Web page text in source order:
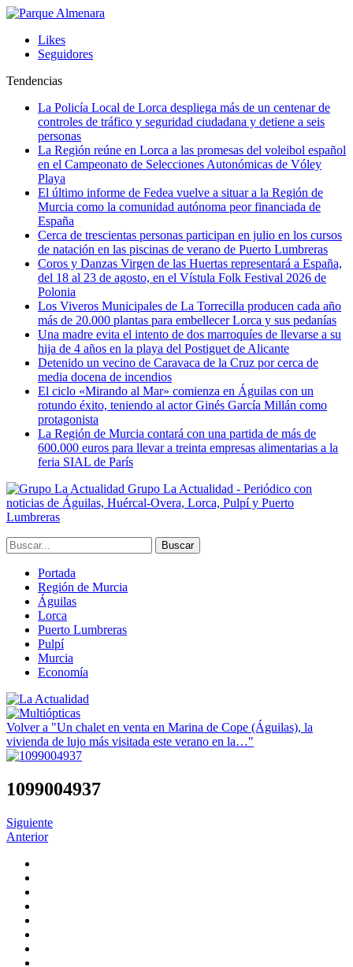
Likes
Seguidores
Tendencias
La Policía Local de Lorca despliega más de un centenar de
controles de tráfico y seguridad ciudadana y detiene a seis
personas
La Región reúne en Lorca a las promesas del voleibol español
en el Campeonato de Selecciones Autonómicas de Vóley
Playa
El último informe de Fedea vuelve a situar a la Región de
Murcia como la comunidad autónoma peor financiada de
España
Cerca de trescientas personas participan en julio en los cursos
de natación en las piscinas de verano de Puerto Lumbreras
Coros y Danzas Virgen de las Huertas representará a España,
del 18 al 23 de agosto, en el Vístula Folk Festival 2026 de
Polonia
Los Viveros Municipales de La Torrecilla producen cada año
más de 20.000 plantas para embellecer Lorca y sus pedanías
Una madre evita el intento de dos marroquíes de llevarse a su
hija de 4 años en la playa del Postiguet de Alicante
Detenido un vecino de Caravaca de la Cruz por cerca de
media docena de incendios
El ciclo «Mirando al Mar» comienza en Águilas con un
rotundo éxito, teniendo al actor Ginés García Millán como
protagonista
La Región de Murcia contará con una partida de más de
600.000 euros para llevar a treinta empresas alimentarias a la
feria SIAL de París
Grupo La Actualidad - Periódico con
noticias de Águilas, Huércal-Overa, Lorca, Pulpí y Puerto
Lumbreras
Portada
Región de Murcia
Águilas
Lorca
Puerto Lumbreras
Pulpí
Murcia
Economía
Volver a "Un chalet en venta en Marina de Cope (Águilas), la
vivienda de lujo más visitada este verano en la…"
1099004937
Siguiente
Anterior